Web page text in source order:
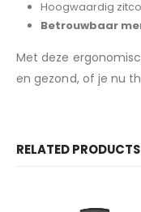
Hoogwaardig
Betrouwbaar
Met deze
en gezond, of je nu
RELATED PRODUCTS